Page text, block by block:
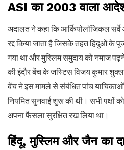
ASI का 2003 वाला आदेश
अदालत ने कहा कि आर्कियोलॉजिकल
रद्द किया जाता है जिसके तहत हिंदुओं के
गया था और मुस्लिम समुदाय को नमाज
की इंदौर बेंच के जस्टिस विजय कुमार
बेंच ने इस मामले से संबंधित पांच
नियमित सुनवाई शुरू की थी। सभी पक्षों
अपना फैसला सुरक्षित रख लिया था।
हिंदू, मुस्लिम और जैन का